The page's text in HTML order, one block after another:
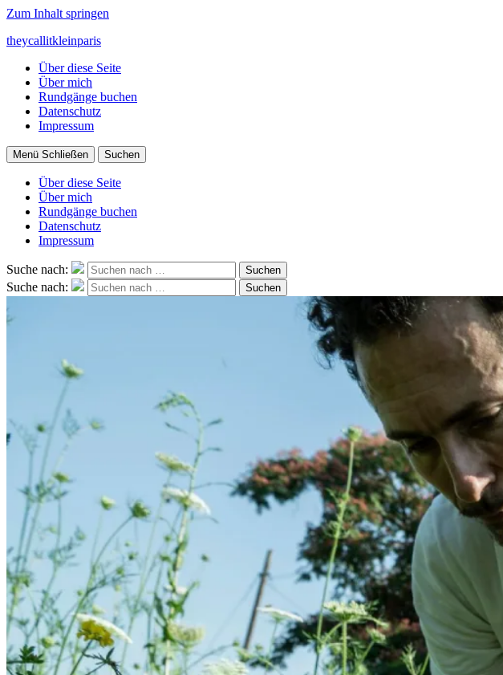
Zum Inhalt springen
theycallitkleinparis
Über diese Seite
Über mich
Rundgänge buchen
Datenschutz
Impressum
Menü Schließen Suchen
Über diese Seite
Über mich
Rundgänge buchen
Datenschutz
Impressum
Suche nach: Suchen
Suche nach: Suchen